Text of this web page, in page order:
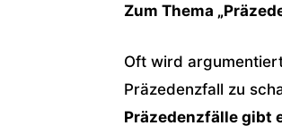
Zum Thema
Oft wird
Präzedenzfall zu
Präzedenzfälle gibt